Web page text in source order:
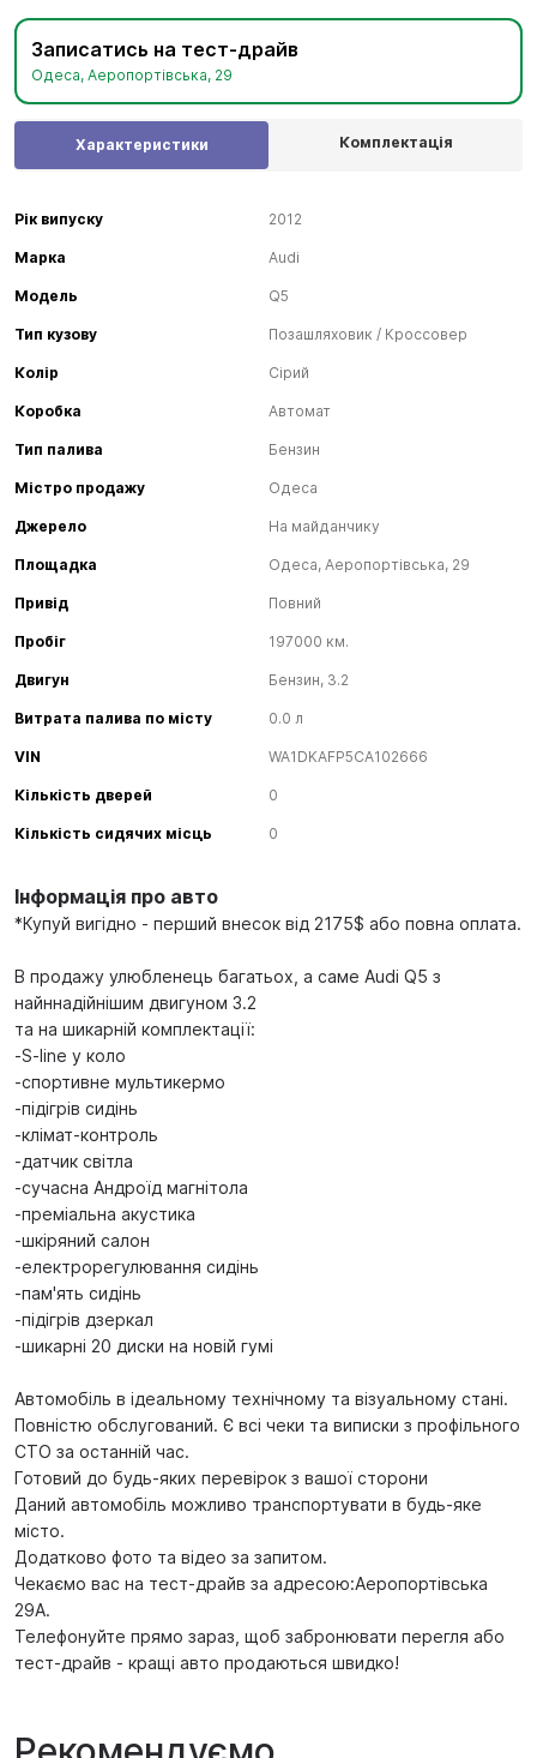
Записатись на тест-драйв
Одеса, Аеропортівська, 29
Інформація про авто
*Купуй вигідно - перший внесок від 2175$ або повна оплата.
В продажу улюбленець багатьох, а саме Audi Q5 з
найннадійнішим двигуном 3.2
та на шикарній комплектації:
-S-line у коло
-спортивне мультикермо
-підігрів сидінь
-клімат-контроль
-датчик світла
-сучасна Андроїд магнітола
-преміальна акустика
-шкіряний салон
-електрорегулювання сидінь
-пам'ять сидінь
-підігрів дзеркал
-шикарні 20 диски на новій гумі
Автомобіль в ідеальному технічному та візуальному стані.
Повністю обслугований. Є всі чеки та виписки з профільного
СТО за останній час.
Готовий до будь-яких перевірок з вашої сторони
Даний автомобіль можливо транспортувати в будь-яке
місто.
Додатково фото та відео за запитом.
Чекаємо вас на тест-драйв за адресою:Аеропортівська
29А.
Телефонуйте прямо зараз, щоб забронювати перегля або
тест-драйв - кращі авто продаються швидко!
Характеристики Комплектація
Рік випуску 2012
Марка Audi
Модель Q5
Тип кузову Позашляховик / Кроссовер
Колір Сірий
Коробка Автомат
Тип палива Бензин
Містро продажу Одеса
Джерело На майданчику
Площадка Одеса, Аеропортівська, 29
Привід Повний
Пробіг 197000 км.
Двигун Бензин, 3.2
Витрата палива по місту 0.0 л
VIN WA1DKAFP5CA102666
Кількість дверей 0
Кількість сидячих місць 0